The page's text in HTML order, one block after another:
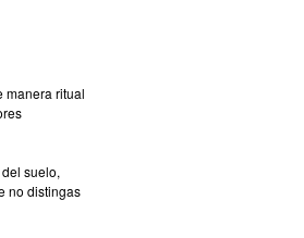
manera ritual
suelo,
no distingas